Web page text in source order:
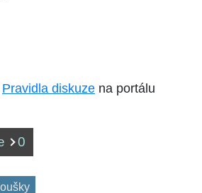
Pravidla diskuze na portálu
0